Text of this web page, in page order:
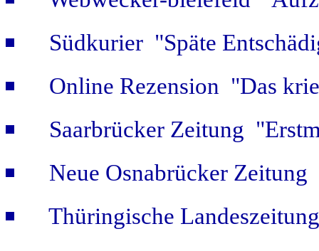
Südkurier "Späte
Online Rezension "Das
Saarbrücker Zeitung
Neue Osnabrücker
Thüringische